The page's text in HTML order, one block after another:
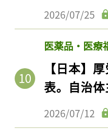
2026/07/25
医薬品・医療
【日本】
表。自治
2026/07/12